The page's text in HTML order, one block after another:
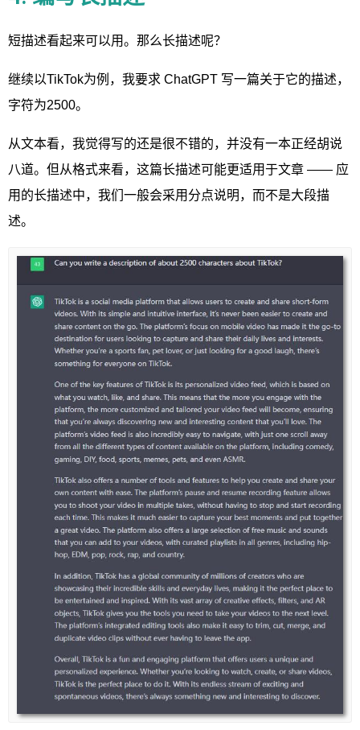
短描述看起来可以用。那么长描述呢？
继续以TikTok为例，我要求 ChatGPT 写一篇关于它的描述，
字符为2500。
从文本看，我觉得写的还是很不错的，并没有一本正经胡说
八道。但从格式来看，这篇长描述可能更适用于文章 —— 应
用的长描述中，我们一般会采用分点说明，而不是大段描
述。